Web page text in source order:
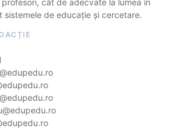
cât de adecvate la lumea în
sistemele de educație și cercetare.